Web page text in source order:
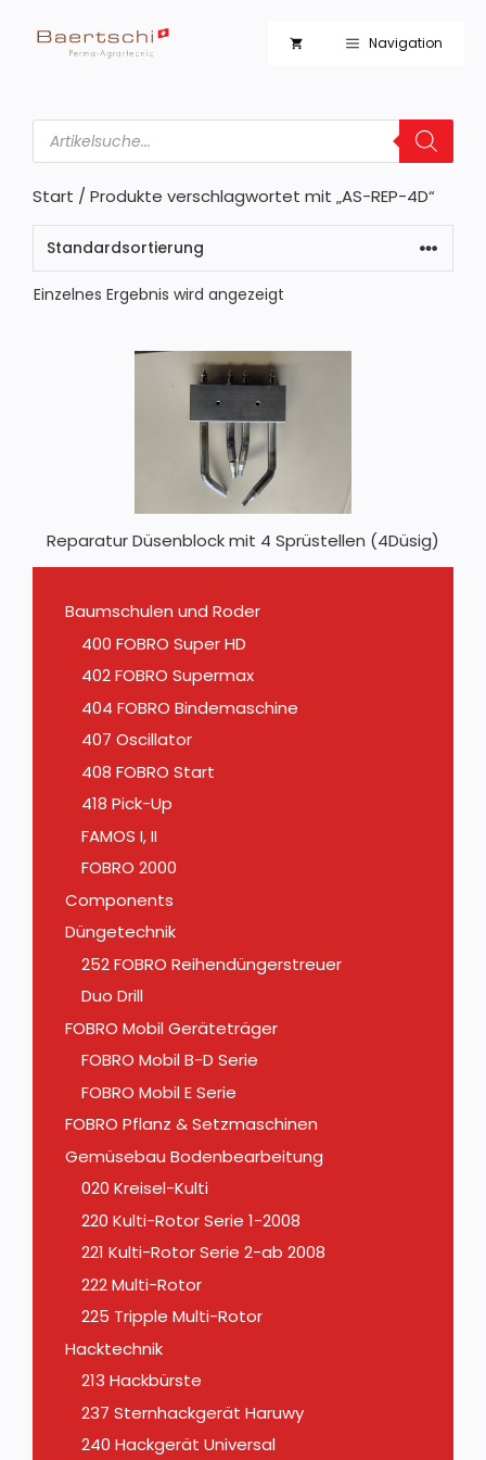
Inhalt
Navigation
Products
search
Start / Produkte verschlagwortet mit „AS-REP-4D“
Einzelnes Ergebnis wird angezeigt
Reparatur Düsenblock mit 4 Sprüstellen (4Düsig)
Baumschulen und Roder
400 FOBRO Super HD
402 FOBRO Supermax
404 FOBRO Bindemaschine
407 Oscillator
408 FOBRO Start
418 Pick-Up
FAMOS I, II
FOBRO 2000
Components
Düngetechnik
252 FOBRO Reihendüngerstreuer
Duo Drill
FOBRO Mobil Geräteträger
FOBRO Mobil B-D Serie
FOBRO Mobil E Serie
FOBRO Pflanz & Setzmaschinen
Gemüsebau Bodenbearbeitung
020 Kreisel-Kulti
220 Kulti-Rotor Serie 1-2008
221 Kulti-Rotor Serie 2-ab 2008
222 Multi-Rotor
225 Tripple Multi-Rotor
Hacktechnik
213 Hackbürste
237 Sternhackgerät Haruwy
240 Hackgerät Universal